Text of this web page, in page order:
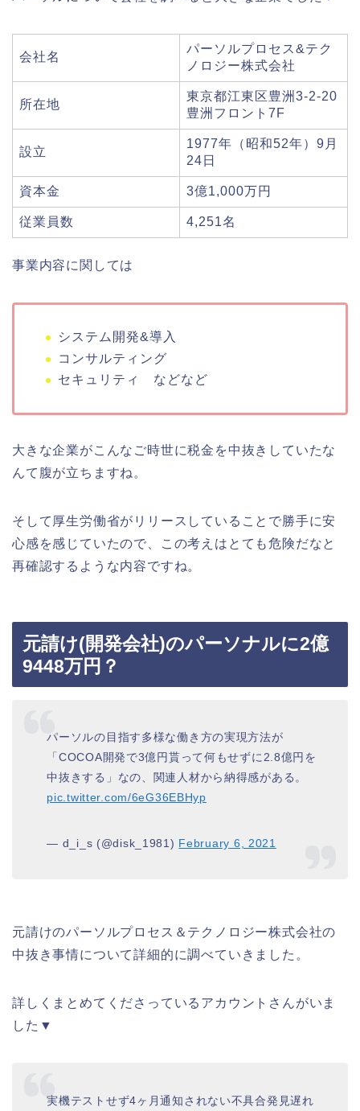
会社名
パーソルプロセス&テク
ノロジー株式会社
所在地
東京都江東区豊洲3-2-20
豊洲フロント7F
設立
1977年（昭和52年）9月
24日
資本金 3億1,000万円
従業員数 4,251名
事業内容に関しては
システム開発&導入
コンサルティング
セキュリティ などなど
大きな企業がこんなご時世に税金を中抜きしていたな
んて腹が立ちますね。
そして厚生労働省がリリースしていることで勝手に安
心感を感じていたので、この考えはとても危険だなと
再確認するような内容ですね。
元請け(開発会社)のパーソナルに2億
9448万円？
パーソルの目指す多様な働き方の実現方法が
「COCOA開発で3億円貰って何もせずに2.8億円を
中抜きする」なの、関連人材から納得感がある。
pic.twitter.com/6eG36EBHyp
— d_i_s (@disk_1981) February 6, 2021
元請けのパーソルプロセス＆テクノロジー株式会社の
中抜き事情について詳細的に調べていきました。
詳しくまとめてくださっているアカウントさんがいま
した▼
実機テストせず4ヶ月通知されない不具合発見遅れ